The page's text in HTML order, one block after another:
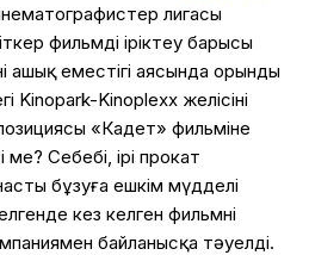
лигасы
фильмді іріктеу барысы
ашық еместігі аясында орынды
Kinopark-Kinoplexx желісінің
«Кадет» фильміне
Себебі, ірі прокат
бұзуға ешкім мүдделі
кез келген фильмнің
байланысқа тәуелді.